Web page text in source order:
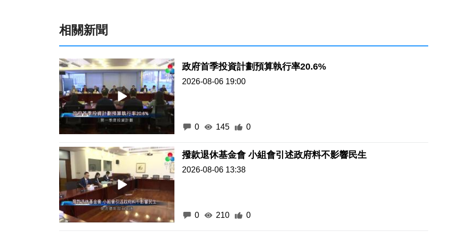
相關新聞
政府首季投資計劃預算執行率20.6%
2026-08-06 19:00
0 145 0
撥款退休基金會 小組會引述政府料不影響民生
2026-08-06 13:38
0 210 0